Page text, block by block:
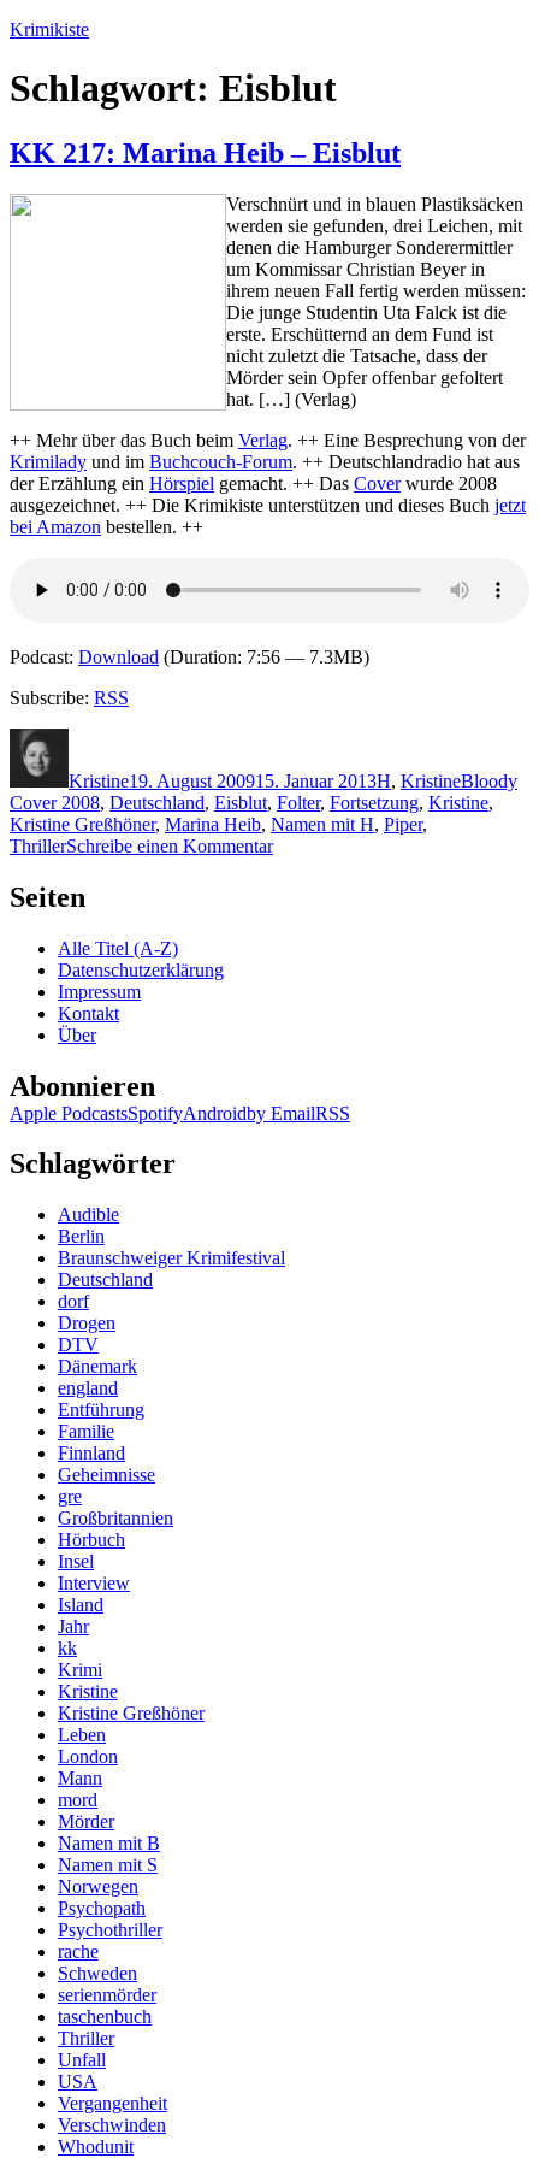
Zum
springen
Krimikiste
Schlagwort: Eisblut
KK 217: Marina Heib – Eisblut
Verschnürt und in blauen Plastiksäcken
werden sie gefunden, drei Leichen, mit
denen die Hamburger Sonderermittler
um Kommissar Christian Beyer in
ihrem neuen Fall fertig werden müssen:
Die junge Studentin Uta Falck ist die
erste. Erschütternd an dem Fund ist
nicht zuletzt die Tatsache, dass der
Mörder sein Opfer offenbar gefoltert
hat. […] (Verlag)
++ Mehr über das Buch beim Verlag. ++ Eine Besprechung von der
Krimilady und im Buchcouch-Forum. ++ Deutschlandradio hat aus
der Erzählung ein Hörspiel gemacht. ++ Das Coverwurde 2008
ausgezeichnet. ++ Die Krimikiste unterstützen und dieses Buch jetzt
bei Amazon bestellen. ++
Podcast: Download (Duration: 7:56 — 7.3MB)
Subscribe: RSS
Kristine19. August 200915. Januar 2013H, KristineBloody
Cover 2008, Deutschland, Eisblut, Folter, Fortsetzung, Kristine,
Kristine Greßhöner, Marina Heib, Namen mit H, Piper,
ThrillerSchreibe einen Kommentarzu
Seiten
Alle Titel (A-Z)
Datenschutzerklärung
Impressum
Kontakt
Über
Abonnieren
Apple PodcastsSpotifyAndroidby EmailRSS
Schlagwörter
Audible
Berlin
Braunschweiger Krimifestival
Deutschland
dorf
Drogen
DTV
Dänemark
england
Entführung
Familie
Finnland
Geheimnisse
gre
Großbritannien
Hörbuch
Insel
Interview
Island
Jahr
kk
Krimi
Kristine
Kristine Greßhöner
Leben
London
Mann
mord
Mörder
Namen mit B
Namen mit S
Norwegen
Psychopath
Psychothriller
rache
Schweden
serienmörder
taschenbuch
Thriller
Unfall
USA
Vergangenheit
Verschwinden
Whodunit